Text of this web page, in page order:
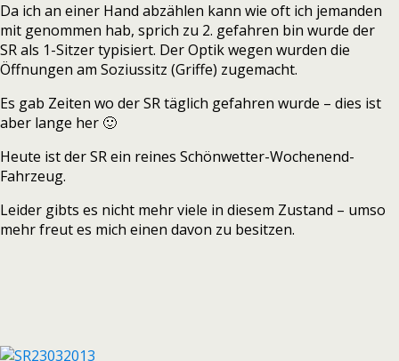
Da ich an einer Hand abzählen kann wie oft ich jemanden
mit genommen hab, sprich zu 2. gefahren bin wurde der
SR als 1-Sitzer typisiert. Der Optik wegen wurden die
Öffnungen am Soziussitz (Griffe) zugemacht.
Es gab Zeiten wo der SR täglich gefahren wurde – dies ist
aber lange her 🙂
Heute ist der SR ein reines Schönwetter-Wochenend-
Fahrzeug.
Leider gibts es nicht mehr viele in diesem Zustand – umso
mehr freut es mich einen davon zu besitzen.